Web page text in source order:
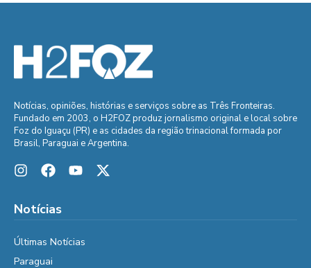
Notícias, opiniões, histórias e serviços sobre as Três Fronteiras.
Fundado em 2003, o H2FOZ produz jornalismo original e local sobre
Foz do Iguaçu (PR) e as cidades da região trinacional formada por
Brasil, Paraguai e Argentina.
Notícias
Últimas Notícias
Paraguai